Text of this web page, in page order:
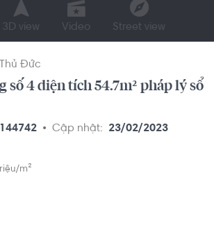
3D view Video Street view
Thủ Đức
số 4 diện tích 54.7m² pháp lý sổ
Cập nhật: 23/02/2023
m²